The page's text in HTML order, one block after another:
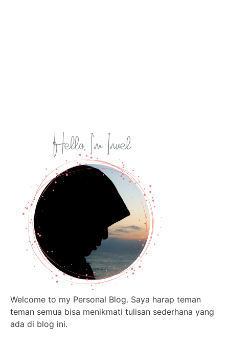
Welcome to my Personal Blog. Saya harap teman
teman semua bisa menikmati tulisan sederhana yang
ada di blog ini.